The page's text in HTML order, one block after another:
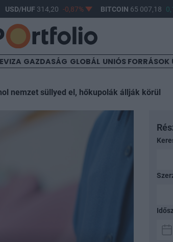
314,20 -0,87% BITCOIN65 007,18 0,18%
GAZDASÁG GLOBÁL UNIÓS FORRÁSOK
nemzet süllyed el, hőkupolák állják körül